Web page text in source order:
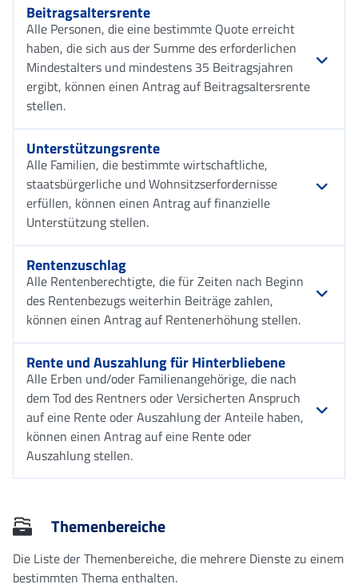
Beitragsaltersrente
Alle Personen, die eine bestimmte Quote erreicht
haben, die sich aus der Summe des erforderlichen
Mindestalters und mindestens 35 Beitragsjahren
ergibt, können einen Antrag auf Beitragsaltersrente
stellen.
Unterstützungsrente
Alle Familien, die bestimmte wirtschaftliche,
staatsbürgerliche und Wohnsitzserfordernisse
erfüllen, können einen Antrag auf finanzielle
Unterstützung stellen.
Rentenzuschlag
Alle Rentenberechtigte, die für Zeiten nach Beginn
des Rentenbezugs weiterhin Beiträge zahlen,
können einen Antrag auf Rentenerhöhung stellen.
Rente und Auszahlung für Hinterbliebene
Alle Erben und/oder Familienangehörige, die nach
dem Tod des Rentners oder Versicherten Anspruch
auf eine Rente oder Auszahlung der Anteile haben,
können einen Antrag auf eine Rente oder
Auszahlung stellen.
Themenbereiche
Die Liste der Themenbereiche, die mehrere Dienste zu einem
bestimmten Thema enthalten.